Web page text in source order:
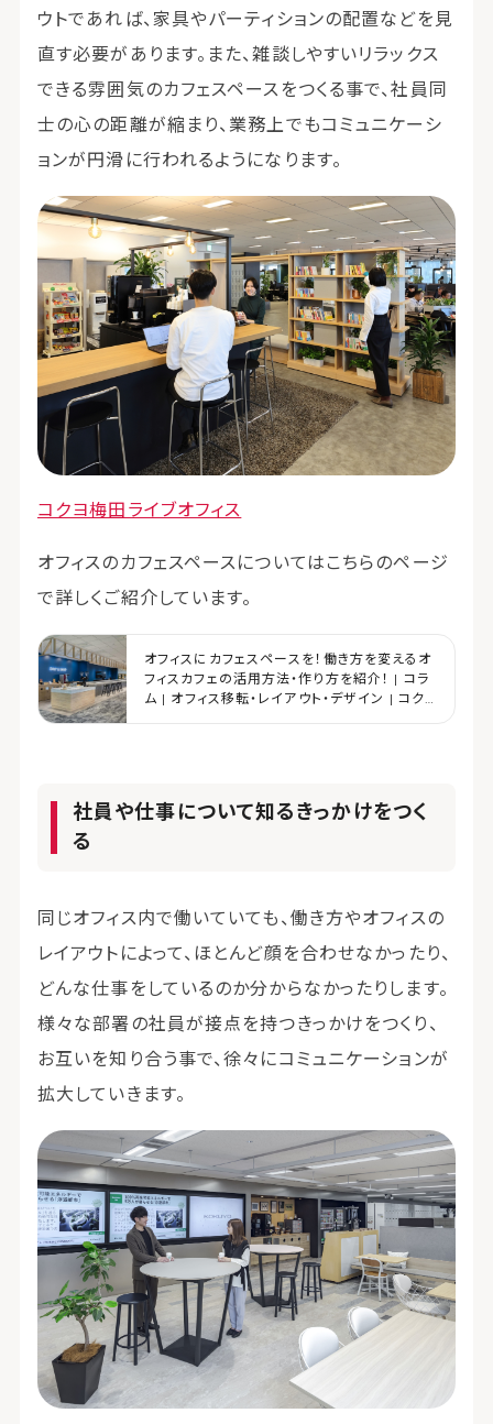
ウトであれば、家具やパーティションの配置などを見
直す必要があります。また、雑談しやすいリラックス
できる雰囲気のカフェスペースをつくる事で、社員同
士の心の距離が縮まり、業務上でもコミュニケーシ
ョンが円滑に行われるようになります。
コクヨ梅田ライブオフィス
オフィスのカフェスペースについてはこちらのページ
で詳しくご紹介しています。
オフィスにカフェスペースを！働き方を変えるオ
フィスカフェの活用方法・作り方を紹介！ | コラ
ム | オフィス移転・レイアウト・デザイン | コク
社員や仕事について知るきっかけをつく
る
同じオフィス内で働いていても、働き方やオフィスの
レイアウトによって、ほとんど顔を合わせなかったり、
どんな仕事をしているのか分からなかったりします。
様々な部署の社員が接点を持つきっかけをつくり、
お互いを知り合う事で、徐々にコミュニケーションが
拡大していきます。